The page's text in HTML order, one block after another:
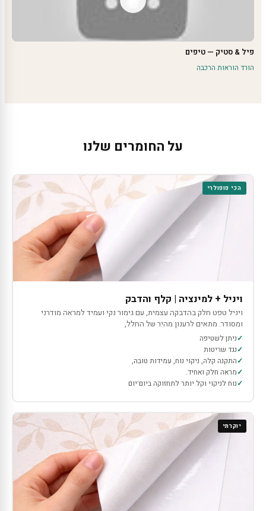
פיל & סטיק — טיפים
הורד הוראות הרכבה
על החומרים שלנו
הכי פופולרי
ויניל + למינציה | קלף והדבק
ויניל טפט חלק בהדבקה עצמית, עם גימור נקי ועמיד למראה מודרני
ומסודר. מתאים לרענון מהיר של החלל,
ניתן לשטיפה
נגד שריטות
התקנה קלה, ניקוי נוח, עמידות טובה,
מראה חלק ואחיד.
נוח לניקוי וקל יותר לתחזוקה ביום־יום
יוקרתי